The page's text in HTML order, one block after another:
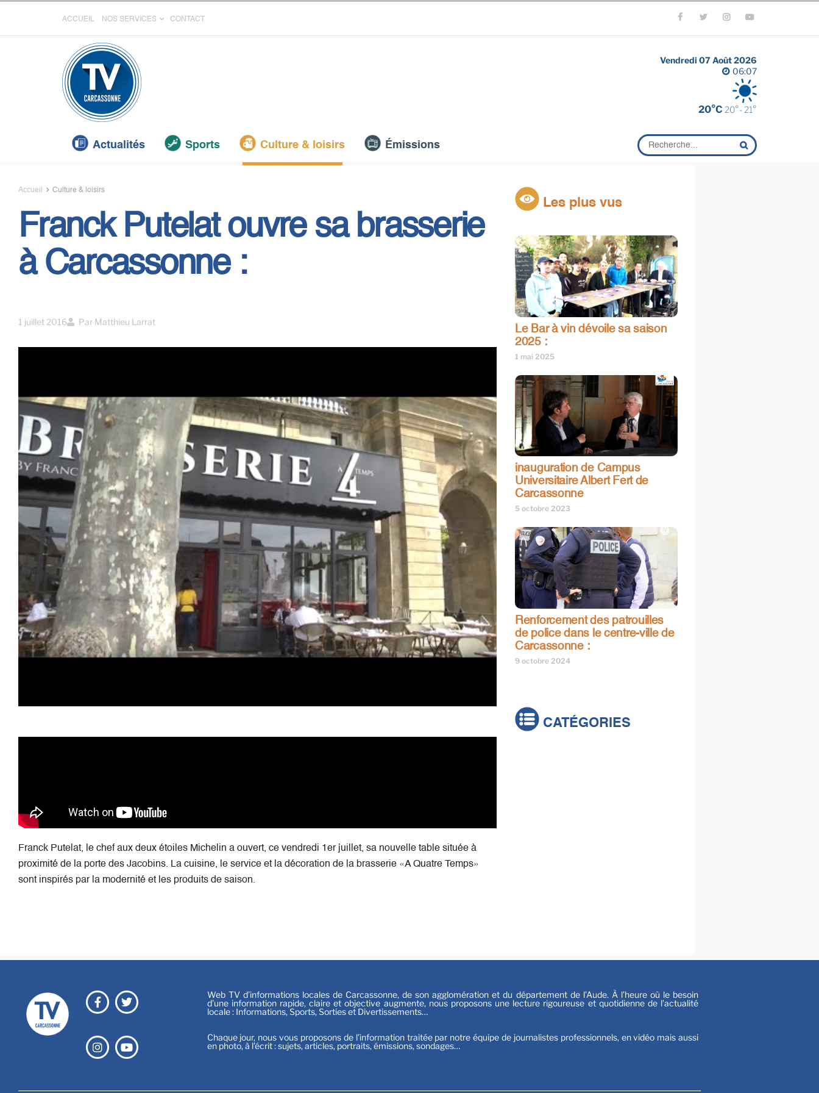
ACCUEIL NOS SERVICES CONTACT
Vendredi 07 Août 2026
06:07
20°C 20°- 21°
Actualités Sports Culture & loisirs Émissions
Accueil Culture & loisirs
Franck Putelat ouvre sa brasserie
à Carcassonne :
1 juillet 2016 Par Matthieu Larrat
Franck Putelat, le chef aux deux étoiles Michelin a ouvert, ce vendredi 1er juillet, sa nouvelle table située à
proximité de la porte des Jacobins. La cuisine, le service et la décoration de la brasserie «A Quatre Temps»
sont inspirés par la modernité et les produits de saison.
Les plus vus
Le Bar à vin dévoile sa saison
2025 :
1 mai 2025
inauguration de Campus
Universitaire Albert Fert de
Carcassonne
5 octobre 2023
Renforcement des patrouilles
de police dans le centre-ville de
Carcassonne :
9 octobre 2024
CATÉGORIES
Web TV d’informations locales de Carcassonne, de son agglomération et du département de l’Aude. À l’heure où le besoin
d’une information rapide, claire et objective augmente, nous proposons une lecture rigoureuse et quotidienne de l’actualité
locale : Informations, Sports, Sorties et Divertissements…
Chaque jour, nous vous proposons de l’information traitée par notre équipe de journalistes professionnels, en vidéo mais aussi
en photo, à l’écrit : sujets, articles, portraits, émissions, sondages…